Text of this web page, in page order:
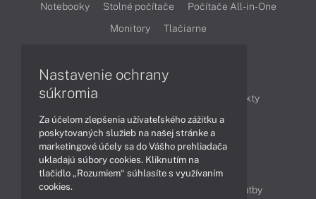
Notebooky Stolné počítače
Počítače All-in-One
Monitory
Tlačiarne
Články
Obchodné informácie
Produkty
Technológie
Videá
Obsah
Ako nakupovať Možnosti doručenia a platby
Nastavenie ochrany
súkromia
Za účelom zlepšenia užívateľského zážitku a
poskytovaných služieb na našej stránke a
marketingové účely sa do Vášho prehliadača
ukladajú súbory cookies. Kliknutím na
tlačidlo „Rozumiem“ súhlasíte s využívaním
cookies.